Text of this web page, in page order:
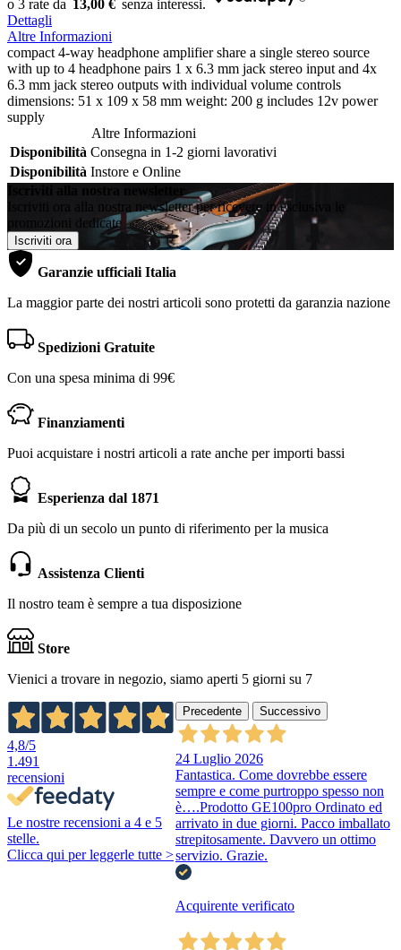
13,00 €
Dettagli
Altre Informazioni
compact 4-way headphone amplifier share a single stereo source
with up to 4 headphone pairs 1 x 6.3 mm jack stereo input and 4x
6.3 mm jack stereo outputs with individual volume controls
dimensions: 51 x 109 x 58 mm weight: 200 g includes 12v power
supply
Altre Informazioni
Disponibilità Consegna in 1-2 giorni lavorativi
Disponibilità Instore e Online
Iscriviti alla nostra newsletter
Iscriviti ora alla nostra newsletter per ricevere in esclusiva le
promozioni dedicate
Iscriviti ora
Garanzie ufficiali Italia
La maggior parte dei nostri articoli sono protetti da garanzia nazione
Spedizioni Gratuite
Con una spesa minima di 99€
Finanziamenti
Puoi acquistare i nostri articoli a rate anche per importi bassi
Esperienza dal 1871
Da più di un secolo un punto di riferimento per la musica
Assistenza Clienti
Il nostro team è sempre a tua disposizione
Store
Vienici a trovare in negozio, siamo aperti 5 giorni su 7
4,8/5
1.491
recensioni
Le nostre recensioni a 4 e 5
stelle.
Clicca qui per leggerle tutte >
Precedente Successivo
24 Luglio 2026
Fantastica. Come dovrebbe essere
sempre e come purtroppo spesso non
è….Prodotto GE100pro Ordinato ed
arrivato in due giorni. Pacco imballato
strepitosamente. Davvero un ottimo
servizio. Grazie.
Acquirente verificato